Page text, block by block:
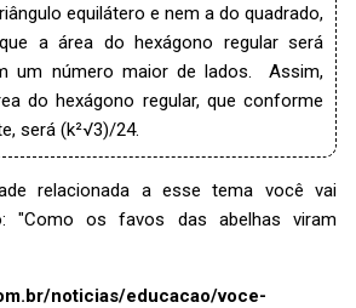
equilátero e nem a do quadrado,
a área do hexágono regular será
um número maior de lados. Assim,
do hexágono regular, que conforme
será (k²√3)/24.
relacionada a esse tema você vai
"Como os favos das abelhas viram
noticias/educacao/voce-